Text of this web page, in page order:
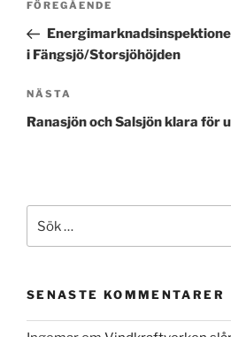
Föregående
inlägg
FÖREGÅENDE
i Fängsjö/Storsjöhöjden
Nästa
inlägg
NÄSTA
Ranasjön och Salsjön klara för
efter:
SENASTE KOMMENTARER